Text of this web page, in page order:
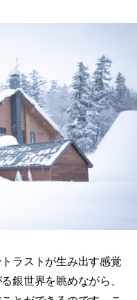
ラストが生み出す感覚
銀世界を眺めながら、